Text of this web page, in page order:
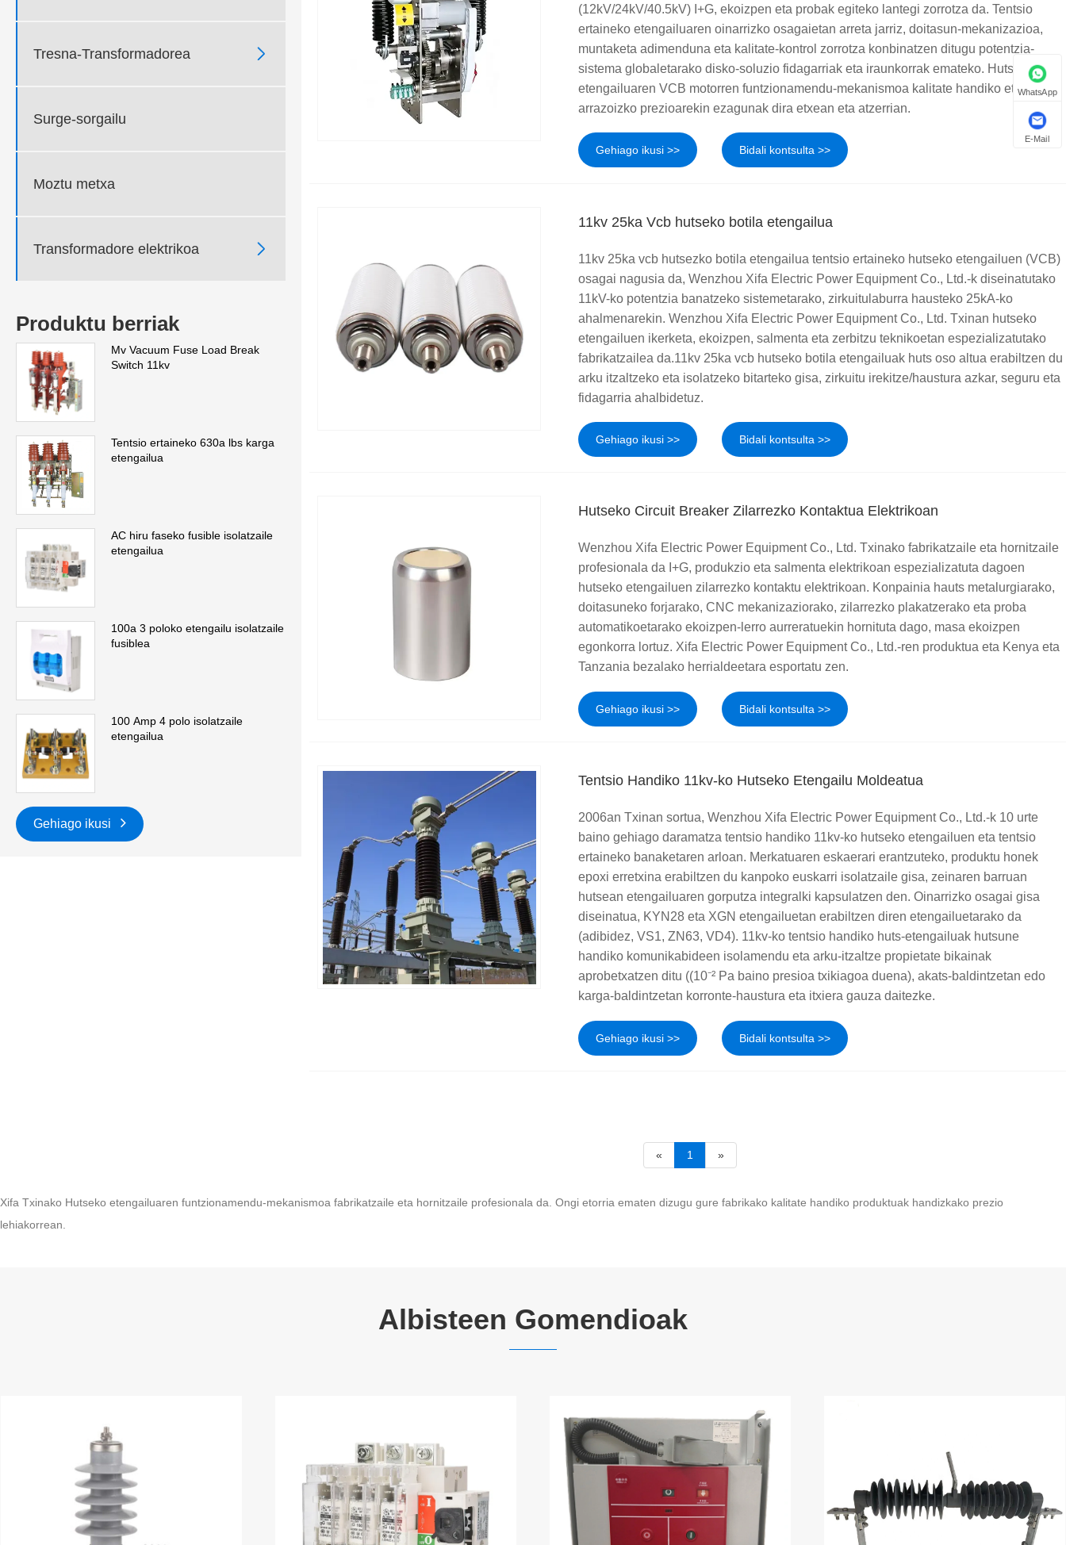
Tresna-Transformadorea 
Surge-sorgailu
Moztu metxa
Transformadore elektrikoa 
Produktu berriak
Mv Vacuum Fuse Load Break
Switch 11kv
Tentsio ertaineko 630a lbs karga
etengailua
AC hiru faseko fusible isolatzaile
etengailua
100a 3 poloko etengailu isolatzaile
fusiblea
100 Amp 4 polo isolatzaile
etengailua
Gehiago ikusi
(12kV/24kV/40.5kV) I+G, ekoizpen eta probak egiteko lantegi zorrotza da. Tentsio
ertaineko etengailuaren oinarrizko osagaietan arreta jarriz, doitasun-mekanizazioa,
muntaketa adimenduna eta kalitate-kontrol zorrotza konbinatzen ditugu potentzia-
sistema globaletarako disko-soluzio fidagarriak eta iraunkorrak emateko. Hutseko
etengailuaren VCB motorren funtzionamendu-mekanismoa kalitate handiko eta
arrazoizko prezioarekin ezagunak dira etxean eta atzerrian.
Gehiago ikusi >> Bidali kontsulta >>
11kv 25ka Vcb hutseko botila etengailua
11kv 25ka vcb hutsezko botila etengailua tentsio ertaineko hutseko etengailuen (VCB)
osagai nagusia da, Wenzhou Xifa Electric Power Equipment Co., Ltd.-k diseinatutako
11kV-ko potentzia banatzeko sistemetarako, zirkuitulaburra hausteko 25kA-ko
ahalmenarekin. Wenzhou Xifa Electric Power Equipment Co., Ltd. Txinan hutseko
etengailuen ikerketa, ekoizpen, salmenta eta zerbitzu teknikoetan espezializatutako
fabrikatzailea da.11kv 25ka vcb hutseko botila etengailuak huts oso altua erabiltzen du
arku itzaltzeko eta isolatzeko bitarteko gisa, zirkuitu irekitze/haustura azkar, seguru eta
fidagarria ahalbidetuz.
Gehiago ikusi >> Bidali kontsulta >>
Hutseko Circuit Breaker Zilarrezko Kontaktua Elektrikoan
Wenzhou Xifa Electric Power Equipment Co., Ltd. Txinako fabrikatzaile eta hornitzaile
profesionala da I+G, produkzio eta salmenta elektrikoan espezializatuta dagoen
hutseko etengailuen zilarrezko kontaktu elektrikoan. Konpainia hauts metalurgiarako,
doitasuneko forjarako, CNC mekanizaziorako, zilarrezko plakatzerako eta proba
automatikoetarako ekoizpen-lerro aurreratuekin hornituta dago, masa ekoizpen
egonkorra lortuz. Xifa Electric Power Equipment Co., Ltd.-ren produktua eta Kenya eta
Tanzania bezalako herrialdeetara esportatu zen.
Gehiago ikusi >> Bidali kontsulta >>
Tentsio Handiko 11kv-ko Hutseko Etengailu Moldeatua
2006an Txinan sortua, Wenzhou Xifa Electric Power Equipment Co., Ltd.-k 10 urte
baino gehiago daramatza tentsio handiko 11kv-ko hutseko etengailuen eta tentsio
ertaineko banaketaren arloan. Merkatuaren eskaerari erantzuteko, produktu honek
epoxi erretxina erabiltzen du kanpoko euskarri isolatzaile gisa, zeinaren barruan
hutsean etengailuaren gorputza integralki kapsulatzen den. Oinarrizko osagai gisa
diseinatua, KYN28 eta XGN etengailuetan erabiltzen diren etengailuetarako da
(adibidez, VS1, ZN63, VD4). 11kv-ko tentsio handiko huts-etengailuak hutsune
handiko komunikabideen isolamendu eta arku-itzaltze propietate bikainak
aprobetxatzen ditu ((10⁻² Pa baino presioa txikiagoa duena), akats-baldintzetan edo
karga-baldintzetan korronte-haustura eta itxiera gauza daitezke.
Gehiago ikusi >> Bidali kontsulta >>
« 1 »
Xifa Txinako Hutseko etengailuaren funtzionamendu-mekanismoa fabrikatzaile eta hornitzaile profesionala da. Ongi etorria ematen dizugu gure fabrikako kalitate handiko produktuak handizkako prezio
lehiakorrean.
Albisteen Gomendioak
WhatsApp
E-Mail